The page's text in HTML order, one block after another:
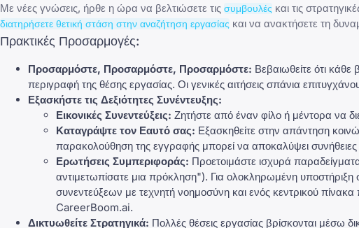
Με νέες γνώσεις, ήρθε η ώρα να βελτιώσετε τις συμβουλές και τις
διατηρήσετε θετική στάση στην αναζήτηση εργασίας και να ανακτήσετε τη
Πρακτικές Προσαρμογές:
Προσαρμόστε, Προσαρμόστε, Προσαρμόστε: Βεβαιωθείτε ότι κάθε
περιγραφή της θέσης εργασίας. Οι γενικές αιτήσεις σπάνια
Εξασκήστε τις Δεξιότητες Συνέντευξης:
Εικονικές Συνεντεύξεις: Ζητήστε από έναν φίλο ή μέντορα να
Καταγράψτε τον Εαυτό σας: Εξασκηθείτε στην απάντηση
παρακολούθηση της εγγραφής μπορεί να αποκαλύψει συνήθειες
Ερωτήσεις Συμπεριφοράς: Προετοιμάστε ισχυρά
αντιμετωπίσατε μια πρόκληση"). Για ολοκληρωμένη
συνεντεύξεων με τεχνητή νοημοσύνη και ενός κεντρικού
CareerBoom.ai.
Δικτυωθείτε Στρατηγικά: Πολλές θέσεις εργασίας βρίσκονται μέσω